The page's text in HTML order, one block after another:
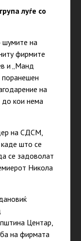
луѓе со
шумите на
фирмите
и „Манд
поранешен
на
до кои нема
на СДСМ,
што се
се задоволат
Никола
Центар,
на фирмата